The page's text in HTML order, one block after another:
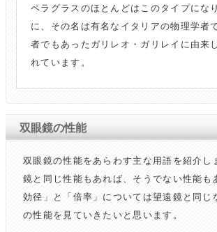
ペラグラスのほとんどはこのタイプにな
に、その名は有名なイタリアの物理学者
者でもあったガリレオ・ガリレイに由来
れています。
双眼鏡の性能
双眼鏡の性能をあらわす主な用語を紹介し
鏡と同じ性能もあれば、そうでない性能も
効径」と「倍率」については望遠鏡と同じ
の性能を見ていきたいと思います。